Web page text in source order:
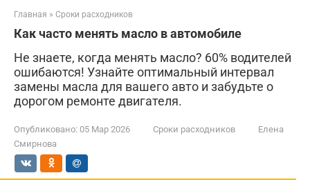
Главная » Сроки расходников
Как часто менять масло в автомобиле
Не знаете, когда менять масло? 60% водителей
ошибаются! Узнайте оптимальный интервал
замены масла для вашего авто и забудьте о
дорогом ремонте двигателя.
Опубликовано: 05 Мар 2026 Сроки расходников
Елена
Смирнова